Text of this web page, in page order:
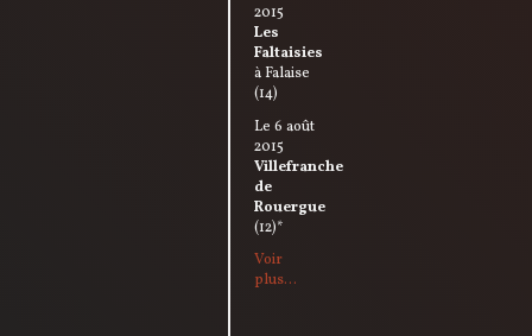
2015
Les
Faltaisies
à Falaise
(14)
Le 6 août
2015
Villefranche
de
Rouergue
(12)*
Voir
plus…